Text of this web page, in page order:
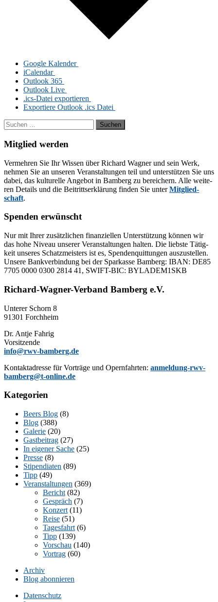
Goog­le Kalender
iCalendar
Out­look 365
Out­look Live
.ics-Da­tei exportieren
Ex­por­tie­re Out­look .ics Datei
Suchen
nach:
Mitglied werden
Ver­meh­ren Sie Ihr Wis­sen über Ri­chard Wag­ner und sein Werk,
neh­men Sie an un­se­ren Ver­an­stal­tun­gen teil und un­ter­stüt­zen Sie uns
da­bei, das kul­tu­rel­le An­ge­bot in Bam­berg zu be­rei­chern. Alle wei­te­
ren De­tails und die Bei­tritts­er­klä­rung fin­den Sie un­terMit­glied­
schaft.
Spenden erwünscht
Nur mit Ih­rer zu­sätz­li­chen fi­nan­zi­el­len Un­ter­stüt­zung kön­nen wir
das hohe Ni­veau un­se­rer Ver­an­stal­tun­gen hal­ten. Die liebs­te Tä­tig­
keit un­se­res Schatz­meis­ters ist es, Spen­den­quit­tun­gen aus­zu­stel­len.
Un­se­re Bank­ver­bin­dung bei der Spar­kas­se Bam­berg: IBAN: DE85
7705 0000 0300 2814 41, SWIFT-BIC: BYLADEM1SKB
Richard-Wagner-Verband Bamberg e.V.
Un­te­rer Schorn 8
91301 Forchheim
Dr. Ant­je Fahrig
Vorsitzende
info@rwv-bamberg.de
Kon­takt­adres­se für Vor­trä­ge und Opern­fahr­ten: anmeldung-rwv-
bamberg@t-online.de
Kategorien
Beers Blog (8)
Blog (388)
Galerie (20)
Gastbeitrag (27)
In eigener Sache (25)
Presse (8)
Stipendiaten (89)
Tipp (49)
Veranstaltungen (369)
Bericht (82)
Gespräch (7)
Konzert (11)
Reise (51)
Tagesfahrt (6)
Tipp (139)
Vorschau (140)
Vortrag (60)
Archiv
Blog abonnieren
Datenschutz